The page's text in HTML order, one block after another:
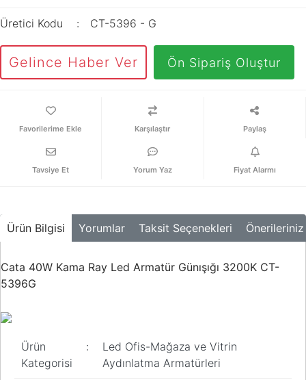
Üretici Kodu CT-5396 - G
Gelince Haber Ver Ön Sipariş Oluştur
Karşılaştır Paylaş
Tavsiye Et Yorum Yaz Fiyat Alarmı
Ürün Bilgisi Yorumlar Taksit Seçenekleri Önerileriniz
Cata 40W Kama Ray Led Armatür Günışığı 3200K CT-
5396G
Ürün
Kategorisi
:
Led Ofis-Mağaza ve Vitrin
Aydınlatma Armatürleri